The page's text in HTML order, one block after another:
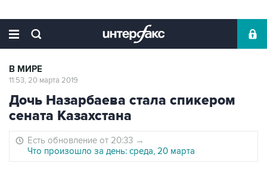
В МИРЕ
11:53, 20 марта 2019
Дочь Назарбаева стала спикером
сената Казахстана
Есть обновление от 20:33 →
Что произошло за день: среда, 20 марта